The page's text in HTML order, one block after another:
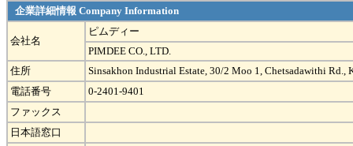
企業詳細情報 Company Information
会社名
ピムディー
PIMDEE CO., LTD.
住所
Sinsakhon Industrial Estate, 30/2 Moo 1, Chetsadawithi Rd.,
電話番号
0-2401-9401
ファックス
日本語窓口